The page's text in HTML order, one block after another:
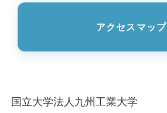
アクセスマップ
国立大学法人九州工業大学